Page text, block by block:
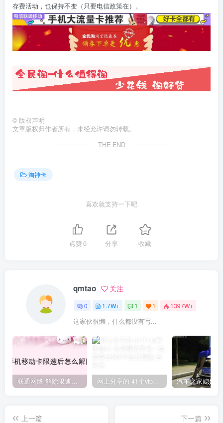
存费活动，也保持不变（只要电信政策在）。
© 版权声明
文章版权归作者所有，未经允许请勿转载。
THE END
淘神卡
喜欢就支持一下吧
点赞0 分享 收藏
qmtao 关注
0 1.7W+ 1 1 1397W+
这家伙很懒，什么都没有写...
联通网络 解除限速方法参考！畅享、畅玩、老白干等及其它地区自测了 网上分享的 41个vip解析接口 有需要的拿去~ 免费看全网VIP会员视频
上一篇
下一篇